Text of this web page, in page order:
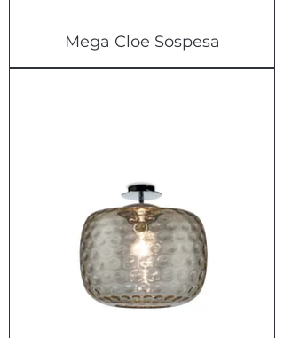
Mega Cloe Sospesa